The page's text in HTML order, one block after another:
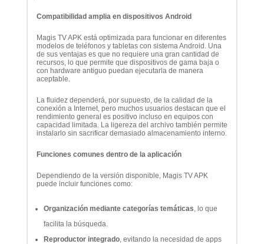
Compatibilidad amplia en dispositivos Android
Magis TV APK está optimizada para funcionar en diferentes
modelos de teléfonos y tabletas con sistema Android. Una
de sus ventajas es que no requiere una gran cantidad de
recursos, lo que permite que dispositivos de gama baja o
con hardware antiguo puedan ejecutarla de manera
aceptable.
La fluidez dependerá, por supuesto, de la calidad de la
conexión a Internet, pero muchos usuarios destacan que el
rendimiento general es positivo incluso en equipos con
capacidad limitada. La ligereza del archivo también permite
instalarlo sin sacrificar demasiado almacenamiento interno.
Funciones comunes dentro de la aplicación
Dependiendo de la versión disponible, Magis TV APK
puede incluir funciones como:
Organización mediante categorías temáticas , lo que
facilita la búsqueda.
Reproductor integrado, evitando la necesidad de apps